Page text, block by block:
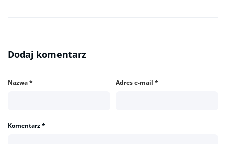
Dodaj komentarz
Nazwa* Adres e-mail *
Komentarz*